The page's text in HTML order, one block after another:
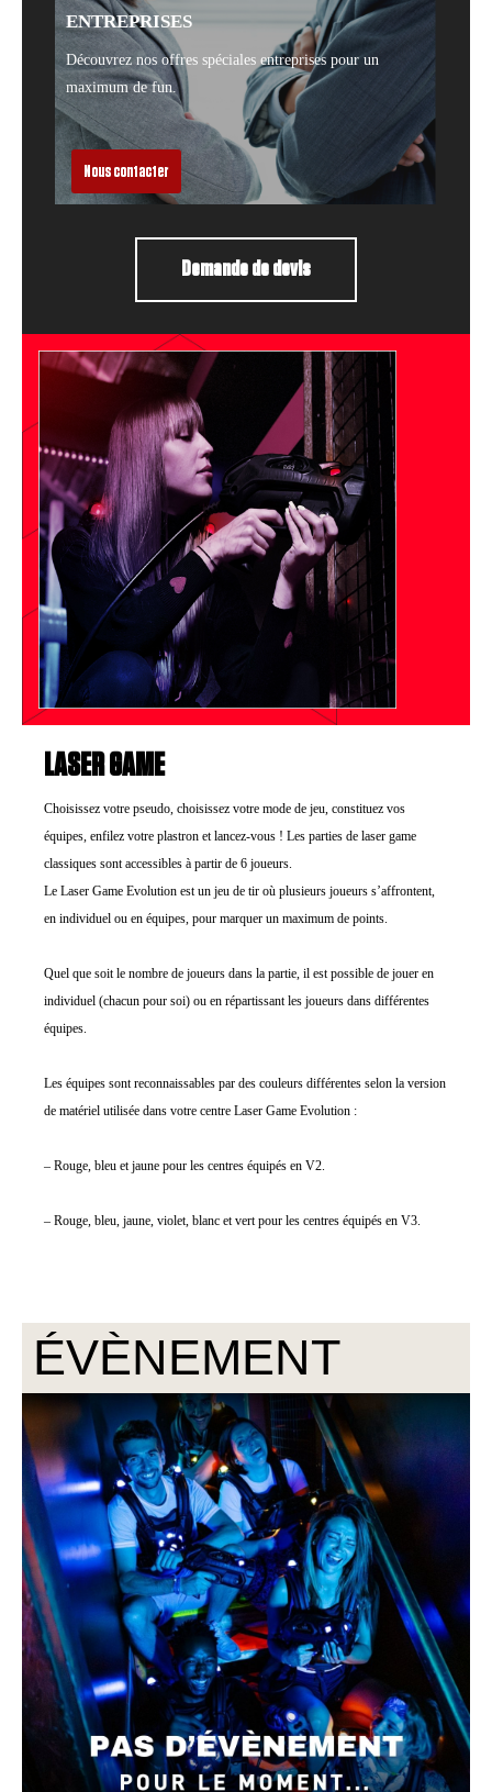
ENTREPRISES
Découvrez nos offres spéciales entreprises pour un
maximum de fun.
Nous contacter
Demande de devis
LASER GAME
Choisissez votre pseudo, choisissez votre mode de jeu, constituez vos
équipes, enfilez votre plastron et lancez-vous ! Les parties de laser game
classiques sont accessibles à partir de 6 joueurs.
Le Laser Game Evolution est un jeu de tir où plusieurs joueurs s’affrontent,
en individuel ou en équipes, pour marquer un maximum de points.
Quel que soit le nombre de joueurs dans la partie, il est possible de jouer en
individuel (chacun pour soi) ou en répartissant les joueurs dans différentes
équipes.
Les équipes sont reconnaissables par des couleurs différentes selon la version
de matériel utilisée dans votre centre Laser Game Evolution :
– Rouge, bleu et jaune pour les centres équipés en V2.
– Rouge, bleu, jaune, violet, blanc et vert pour les centres équipés en V3.
ÉVÈNEMENT